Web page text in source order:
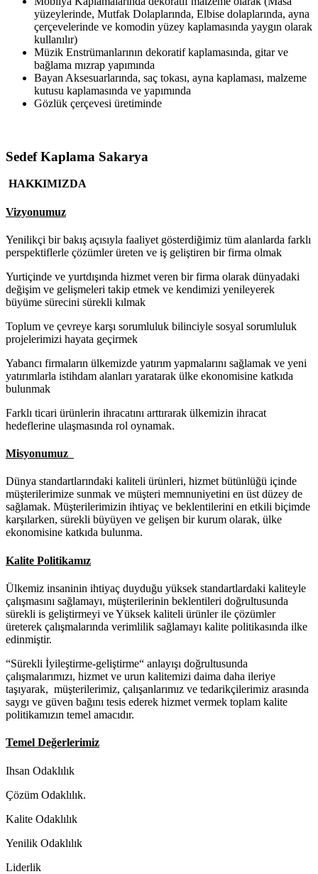
yüzeylerinde, Mutfak Dolaplarında, Elbise dolaplarında, ayna
çerçevelerinde ve komodin yüzey kaplamasında yaygın olarak
kullanılır)
Müzik Enstrümanlarının dekoratif kaplamasında, gitar ve
bağlama mızrap yapımında
Bayan Aksesuarlarında, saç tokası, ayna kaplaması, malzeme
kutusu kaplamasında ve yapımında
Gözlük çerçevesi üretiminde
Sedef Kaplama Sakarya
HAKKIMIZDA
Vizyonumuz
Yenilikçi bir bakış açısıyla faaliyet gösterdiğimiz tüm alanlarda farklı
perspektiflerle çözümler üreten ve iş geliştiren bir firma olmak
Yurtiçinde ve yurtdışında hizmet veren bir firma olarak dünyadaki
değişim ve gelişmeleri takip etmek ve kendimizi yenileyerek
büyüme sürecini sürekli kılmak
Toplum ve çevreye karşı sorumluluk bilinciyle sosyal sorumluluk
projelerimizi hayata geçirmek
Yabancı firmaların ülkemizde yatırım yapmalarını sağlamak ve yeni
yatırımlarla istihdam alanları yaratarak ülke ekonomisine katkıda
bulunmak
Farklı ticari ürünlerin ihracatını arttırarak ülkemizin ihracat
hedeflerine ulaşmasında rol oynamak.
Misyonumuz
Dünya standartlarındaki kaliteli ürünleri, hizmet bütünlüğü içinde
müşterilerimize sunmak ve müşteri memnuniyetini en üst düzey de
sağlamak. Müşterilerimizin ihtiyaç ve beklentilerini en etkili biçimde
karşılarken, sürekli büyüyen ve gelişen bir kurum olarak, ülke
ekonomisine katkıda bulunma.
Kalite Politikamız
Ülkemiz insaninin ihtiyaç duyduğu yüksek standartlardaki kaliteyle
çalışmasını sağlamayı, müşterilerinin beklentileri doğrultusunda
sürekli is geliştirmeyi ve Yüksek kaliteli ürünler ile çözümler
üreterek çalışmalarında verimlilik sağlamayı kalite politikasında ilke
edinmiştir.
“Sürekli İyileştirme-geliştirme“ anlayışı doğrultusunda
çalışmalarımızı, hizmet ve urun kalitemizi daima daha ileriye
taşıyarak, müşterilerimiz, çalışanlarımız ve tedarikçilerimiz arasında
saygı ve güven bağını tesis ederek hizmet vermek toplam kalite
politikamızın temel amacıdır.
Temel Değerlerimiz
Ihsan Odaklılık
Çözüm Odaklılık.
Kalite Odaklılık
Yenilik Odaklılık
Liderlik